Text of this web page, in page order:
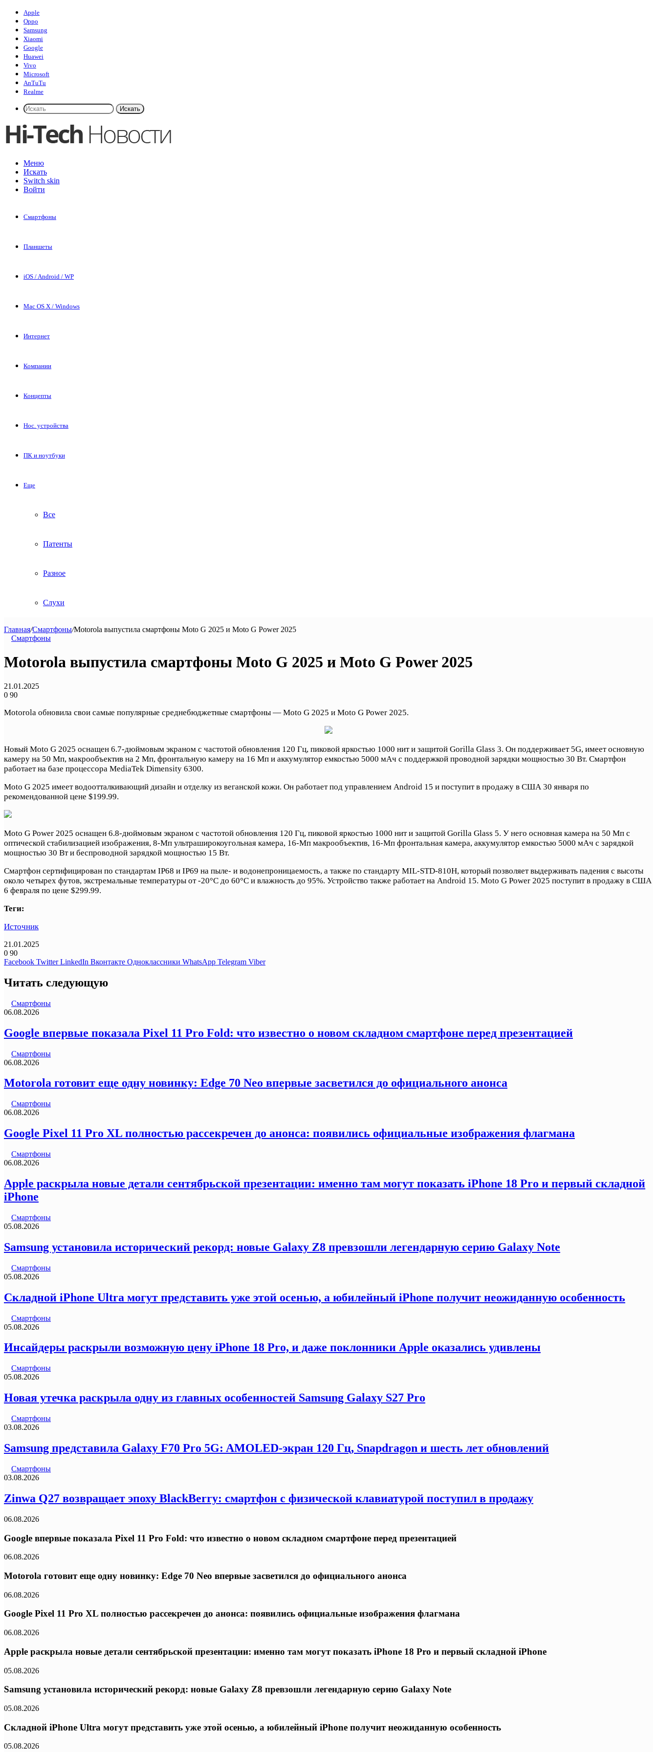
Apple
Oppo
Samsung
Xiaomi
Google
Huawei
Vivo
Microsoft
AnTuTu
Realme
Искать
Меню
Искать
Switch skin
Войти
Смартфоны
Планшеты
iOS / Android / WP
Mac OS X / Windows
Интернет
Компании
Концепты
Нос. устройства
ПК и ноутбуки
Еще
Все
Патенты
Разное
Слухи
Главная/Смартфоны/Motorola выпустила смартфоны Moto G 2025 и Moto G Power 2025
Смартфоны
Motorola выпустила смартфоны Moto G 2025 и Moto G Power 2025
21.01.2025
0 90
Motorola обновила свои самые популярные среднебюджетные смартфоны — Moto G 2025 и Moto G Power 2025.
Новый Moto G 2025 оснащен 6.7-дюймовым экраном с частотой обновления 120 Гц, пиковой яркостью 1000 нит и защитой Gorilla Glass 3. Он поддерживает 5G, имеет основную
камеру на 50 Мп, макрообъектив на 2 Мп, фронтальную камеру на 16 Мп и аккумулятор емкостью 5000 мАч с поддержкой проводной зарядки мощностью 30 Вт. Смартфон
работает на базе процессора MediaTek Dimensity 6300.
Moto G 2025 имеет водоотталкивающий дизайн и отделку из веганской кожи. Он работает под управлением Android 15 и поступит в продажу в США 30 января по
рекомендованной цене $199.99.
Moto G Power 2025 оснащен 6.8-дюймовым экраном с частотой обновления 120 Гц, пиковой яркостью 1000 нит и защитой Gorilla Glass 5. У него основная камера на 50 Мп с
оптической стабилизацией изображения, 8-Мп ультраширокоугольная камера, 16-Мп макрообъектив, 16-Мп фронтальная камера, аккумулятор емкостью 5000 мАч с зарядкой
мощностью 30 Вт и беспроводной зарядкой мощностью 15 Вт.
Смартфон сертифицирован по стандартам IP68 и IP69 на пыле- и водонепроницаемость, а также по стандарту MIL-STD-810H, который позволяет выдерживать падения с высоты
около четырех футов, экстремальные температуры от -20°C до 60°C и влажность до 95%. Устройство также работает на Android 15. Moto G Power 2025 поступит в продажу в США
6 февраля по цене $299.99.
Теги:
Источник
21.01.2025
0 90
Facebook Twitter LinkedIn Вконтакте Одноклассники WhatsApp Telegram Viber
Читать следующую
Смартфоны
06.08.2026
Google впервые показала Pixel 11 Pro Fold: что известно о новом складном смартфоне перед презентацией
Смартфоны
06.08.2026
Motorola готовит еще одну новинку: Edge 70 Neo впервые засветился до официального анонса
Смартфоны
06.08.2026
Google Pixel 11 Pro XL полностью рассекречен до анонса: появились официальные изображения флагмана
Смартфоны
06.08.2026
Apple раскрыла новые детали сентябрьской презентации: именно там могут показать iPhone 18 Pro и первый складной
iPhone
Смартфоны
05.08.2026
Samsung установила исторический рекорд: новые Galaxy Z8 превзошли легендарную серию Galaxy Note
Смартфоны
05.08.2026
Складной iPhone Ultra могут представить уже этой осенью, а юбилейный iPhone получит неожиданную особенность
Смартфоны
05.08.2026
Инсайдеры раскрыли возможную цену iPhone 18 Pro, и даже поклонники Apple оказались удивлены
Смартфоны
05.08.2026
Новая утечка раскрыла одну из главных особенностей Samsung Galaxy S27 Pro
Смартфоны
03.08.2026
Samsung представила Galaxy F70 Pro 5G: AMOLED-экран 120 Гц, Snapdragon и шесть лет обновлений
Смартфоны
03.08.2026
Zinwa Q27 возвращает эпоху BlackBerry: смартфон с физической клавиатурой поступил в продажу
06.08.2026
Google впервые показала Pixel 11 Pro Fold: что известно о новом складном смартфоне перед презентацией
06.08.2026
Motorola готовит еще одну новинку: Edge 70 Neo впервые засветился до официального анонса
06.08.2026
Google Pixel 11 Pro XL полностью рассекречен до анонса: появились официальные изображения флагмана
06.08.2026
Apple раскрыла новые детали сентябрьской презентации: именно там могут показать iPhone 18 Pro и первый складной iPhone
05.08.2026
Samsung установила исторический рекорд: новые Galaxy Z8 превзошли легендарную серию Galaxy Note
05.08.2026
Складной iPhone Ultra могут представить уже этой осенью, а юбилейный iPhone получит неожиданную особенность
05.08.2026